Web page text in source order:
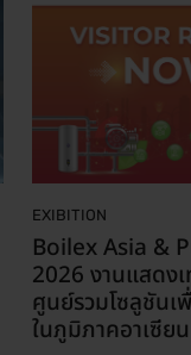
EXIBITION
Boilex Asia &
2026 งานแสดง
ศูนย์รวมโซลูชันเ
ในภูมิภาคอาเซียน